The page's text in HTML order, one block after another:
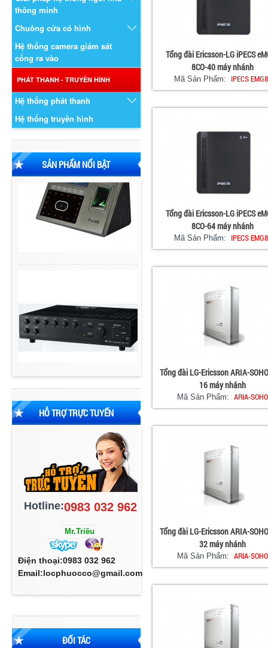
thông minh
Chuông cửa có hình
Hệ thống camera giám sát
cổng ra vào
PHÁT THANH - TRUYỀN HÌNH
Hệ thống phát thanh
Hệ thống truyền hình
SẢN PHẨM NỔI BẬT
HỖ TRỢ TRỰC TUYẾN
Hotline:0983 032 962
Mr.Triều
Điện thoại:0983 032 962
Email:locphuocco@gmail.com
ĐỐI TÁC
Tổng đài Ericsson-LG iPECS
8CO-40 máy nhánh
Mã Sản Phẩm: IPECS
Tổng đài Ericsson-LG iPECS
8CO-64 máy nhánh
Mã Sản Phẩm: IPECS
Tổng đài LG-Ericsson ARIA-
16 máy nhánh
Mã Sản Phẩm: ARIA-SOHO
Tổng đài LG-Ericsson ARIA-
32 máy nhánh
Mã Sản Phẩm: ARIA-SOHO